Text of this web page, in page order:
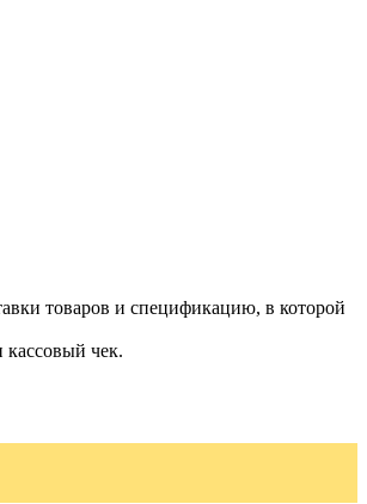
товаров и спецификацию, в которой
кассовый чек.